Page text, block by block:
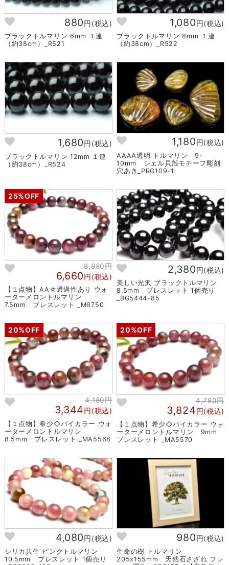
880円(税込)
ブラックトルマリン 6mm １連
（約38cm）_R521
1,080円(税込)
ブラックトルマリン 8mm １連
（約38cm）_R522
1,680円(税込)
ブラックトルマリン 12mm １連
（約38cm）_R524
1,180円(税込)
AAAA透明 トルマリン 9-
10mm シェル貝殻モチーフ彫刻
穴あき_PRG109-1
25%OFF
8,880円
6,660円(税込)
【１点物】AA☆透過性あり ウォ
ーターメロントルマリン
7.5mm ブレスレット _M6750
2,380円(税込)
美しい光沢 ブラックトルマリン
8.5mm ブレスレット 1個売り
_BG5444-85
20%OFF
4,180円
3,344円(税込)
【１点物】希少◇バイカラー ウォ
ーターメロントルマリン
8.5mm ブレスレット _MA5568
20%OFF
4,780円
3,824円(税込)
【１点物】希少◇バイカラー ウォ
ーターメロントルマリン 9mm
ブレスレット _MA5570
4,080円(税込)
シリカ共生 ピンクトルマリン
10.5mm ブレスレット 1個売り
980円(税込)
生命の樹 トルマリン
205x155mm 天然石さざれ フレ